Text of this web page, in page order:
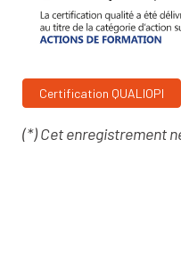
Certification QUALIOPI
(*) Cet enregistrement